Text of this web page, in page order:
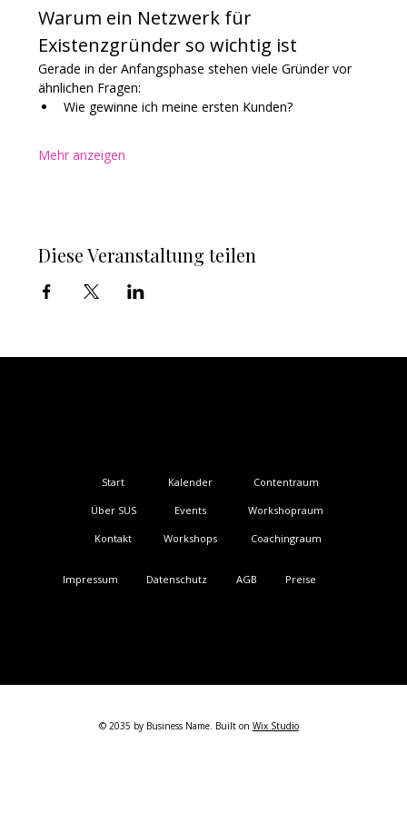
Warum ein Netzwerk für
Existenzgründer so wichtig ist
Gerade in der Anfangsphase stehen viele Gründer vor
ähnlichen Fragen:
Wie gewinne ich meine ersten Kunden?
Mehr anzeigen
Diese Veranstaltung teilen
Start
Über SUS
Kontakt
Kalender
Events
Workshops
Contentraum
Workshopraum
Coachingraum
Impressum Datenschutz AGB Preise
© 2035 by Business Name. Built on Wix Studio